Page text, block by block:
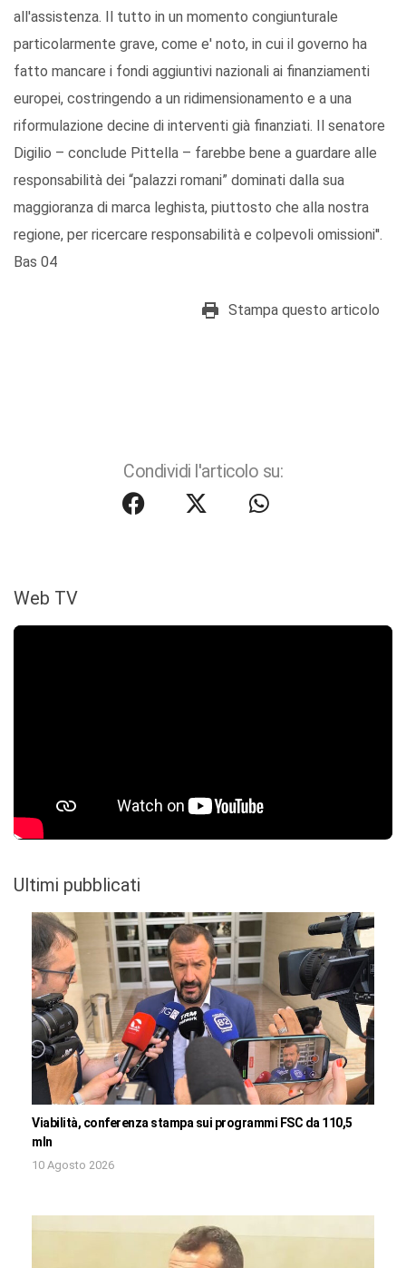
all'assistenza. Il tutto in un momento congiunturale
particolarmente grave, come e' noto, in cui il governo ha
fatto mancare i fondi aggiuntivi nazionali ai finanziamenti
europei, costringendo a un ridimensionamento e a una
riformulazione decine di interventi già finanziati. Il senatore
Digilio – conclude Pittella – farebbe bene a guardare alle
responsabilità dei “palazzi romani” dominati dalla sua
maggioranza di marca leghista, piuttosto che alla nostra
regione, per ricercare responsabilità e colpevoli omissioni''.
Bas 04
Stampa questo articolo
Condividi l'articolo su:
Web TV
Ultimi pubblicati
Viabilità, conferenza stampa sui programmi FSC da 110,5
mln
10 Agosto 2026